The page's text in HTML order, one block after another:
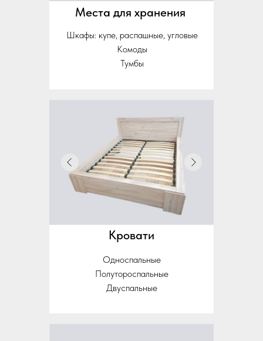
Места для хранения
Шкафы: купе, распашные, угловые
Комоды
Тумбы
Кровати
Односпальные
Полутороспальные
Двуспальные